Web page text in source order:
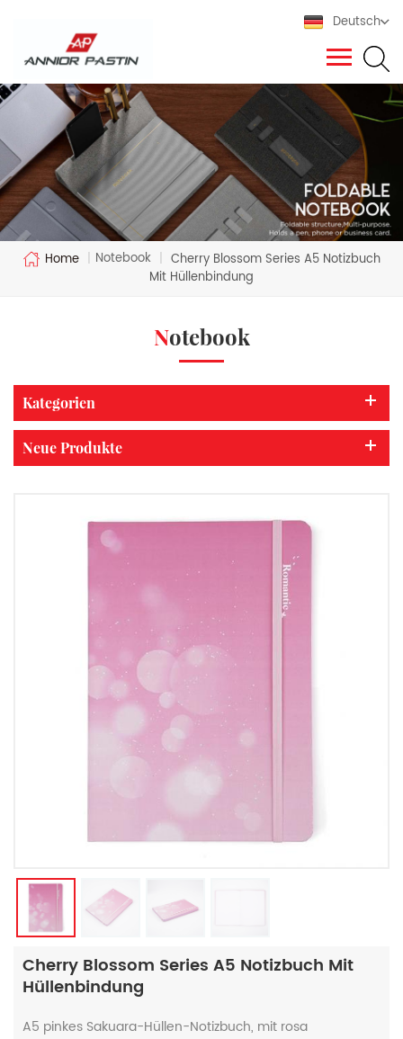
Deutsch
Home | Notebook | Cherry Blossom Series A5 Notizbuch
Mit Hüllenbindung
Notebook
Kategorien
Neue Produkte
Cherry Blossom Series A5 Notizbuch Mit
Hüllenbindung
A5 pinkes Sakuara-Hüllen-Notizbuch, mit rosa